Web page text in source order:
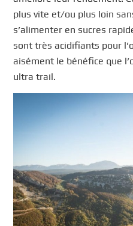
plus vite et/ou plus loin
s’alimenter en sucres
sont très acidifiants pour
aisément le bénéfice que
ultra trail.